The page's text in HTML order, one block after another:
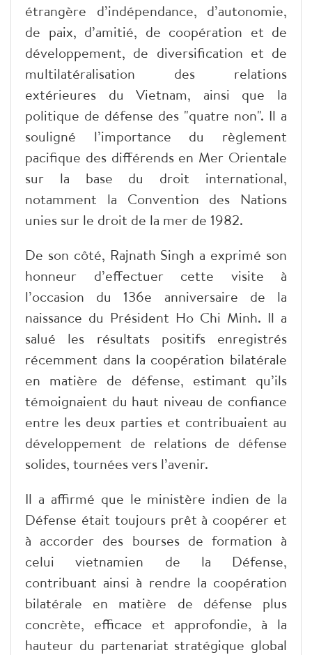
étrangère d’indépendance, d’autonomie,
de paix, d’amitié, de coopération et de
développement, de diversification et de
multilatéralisation des relations
extérieures du Vietnam, ainsi que la
politique de défense des "quatre non". Il a
souligné l’importance du règlement
pacifique des différends en Mer Orientale
sur la base du droit international,
notamment la Convention des Nations
unies sur le droit de la mer de 1982.
De son côté, Rajnath Singh a exprimé son
honneur d’effectuer cette visite à
l’occasion du 136e anniversaire de la
naissance du Président Ho Chi Minh. Il a
salué les résultats positifs enregistrés
récemment dans la coopération bilatérale
en matière de défense, estimant qu’ils
témoignaient du haut niveau de confiance
entre les deux parties et contribuaient au
développement de relations de défense
solides, tournées vers l’avenir.
Il a affirmé que le ministère indien de la
Défense était toujours prêt à coopérer et
à accorder des bourses de formation à
celui vietnamien de la Défense,
contribuant ainsi à rendre la coopération
bilatérale en matière de défense plus
concrète, efficace et approfondie, à la
hauteur du partenariat stratégique global